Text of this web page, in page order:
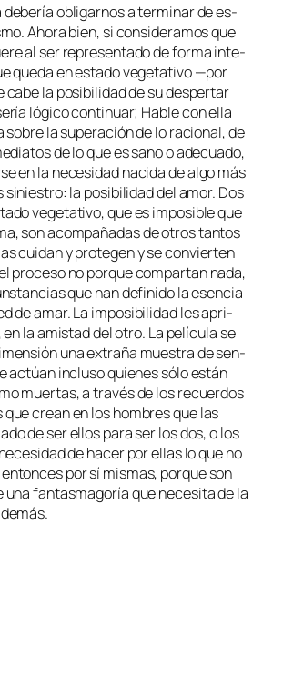
de­be­ría obli­gar­nos a ter­mi­nar de es­
Ahora bien, si con­si­de­ra­mos que
al ser re­pre­sen­ta­do de for­ma in­te­
que­da en es­ta­do ve­ge­ta­ti­vo —por
ca­be la po­si­bi­li­dad de su des­per­tar
ló­gi­co con­ti­nuar; Hable con ella
so­bre la su­pera­ción de lo ra­cio­nal, de
de lo que es sano o ade­cua­do,
en la ne­ce­si­dad na­ci­da de al­go más
si­nies­tro: la po­si­bi­li­dad del amor. Dos
ve­ge­ta­ti­vo, que es im­po­si­ble que
son acom­pa­ña­das de otros tan­tos
cui­dan y pro­te­gen y se con­vier­ten
pro­ce­so no por­que com­par­tan na­da,
que han de­fi­ni­do la esen­cia
de amar. La im­po­si­bi­li­dad les apri­
en la amis­tad del otro. La pe­lí­cu­la se
una ex­tra­ña mues­tra de sen­
ac­túan in­clu­so quie­nes só­lo es­tán
muer­tas, a tra­vés de los re­cuer­dos
crean en los hom­bres que las
de ser ellos pa­ra ser los dos, o los
de ha­cer por ellas lo que no
por sí mis­mas, por­que son
una fan­tas­ma­go­ría que ne­ce­si­ta de la